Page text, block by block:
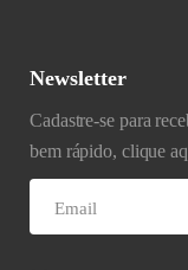
Newsletter
Cadastre-se para
bem rápido, clique